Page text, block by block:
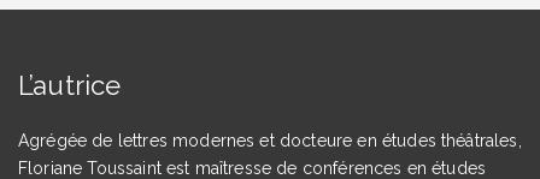
L’autrice
Agrégée de lettres modernes et docteure en études théâtrales,
Floriane Toussaint est maîtresse de conférences en études